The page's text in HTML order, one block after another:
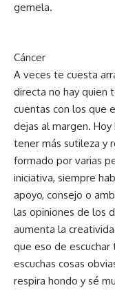
gemela.
Cáncer
A veces te cuesta
directa no hay quien
cuentas con los que
dejas al margen.
tener más sutileza y
formado por varias
iniciativa, siempre
apoyo, consejo o
las opiniones de los
aumenta la
que eso de
escuchas cosas
respira hondo y sé